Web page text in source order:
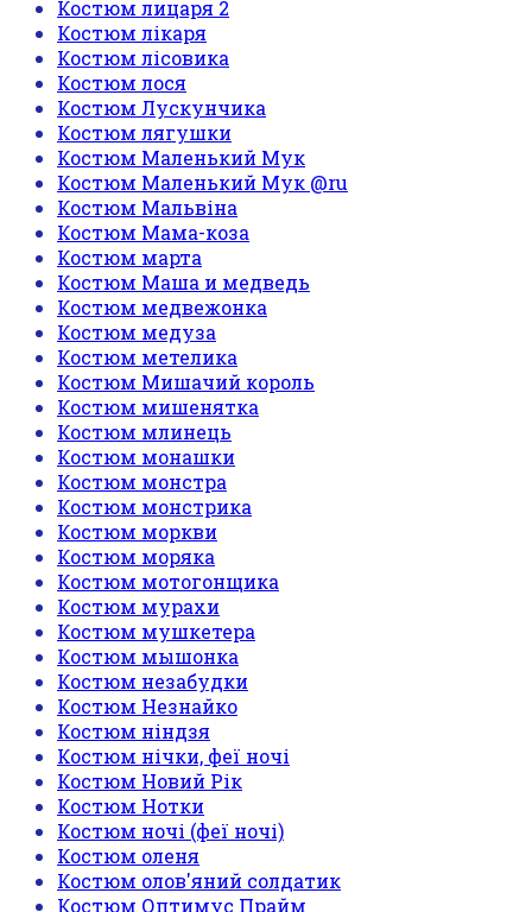
Костюм лицаря 2
Костюм лікаря
Костюм лісовика
Костюм лося
Костюм Лускунчика
Костюм лягушки
Костюм Маленький Мук
Костюм Маленький Мук @ru
Костюм Мальвіна
Костюм Мама-коза
Костюм марта
Костюм Маша и медведь
Костюм медвежонка
Костюм медуза
Костюм метелика
Костюм Мишачий король
Костюм мишенятка
Костюм млинець
Костюм монашки
Костюм монстра
Костюм монстрика
Костюм моркви
Костюм моряка
Костюм мотогонщика
Костюм мурахи
Костюм мушкетера
Костюм мышонка
Костюм незабудки
Костюм Незнайко
Костюм ніндзя
Костюм нічки, феї ночі
Костюм Новий Рік
Костюм Нотки
Костюм ночі (феї ночі)
Костюм оленя
Костюм олов'яний солдатик
Костюм Оптимус Прайм